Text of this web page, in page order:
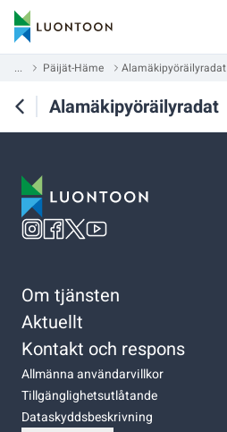
... Päijät-Häme Alamäkipyöräilyradat
Alamäkipyöräilyradat
Om tjänsten
Aktuellt
Kontakt och respons
Allmänna användarvillkor
Tillgänglighetsutlåtande
Dataskyddsbeskrivning